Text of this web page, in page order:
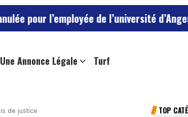
de l’université d’Angers qui
Annonce Légale Turf
de justice TOP